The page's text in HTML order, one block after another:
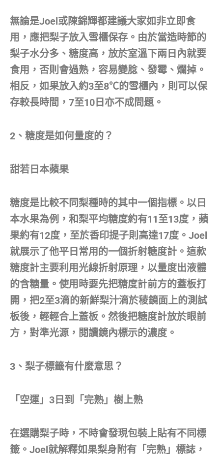
無論是Joel或陳錦輝都建議大家如非立即食
用，應把梨子放入雪櫃保存。由於當造時節的
梨子水分多、糖度高，放於室溫下兩日內就要
食用，否則會過熟，容易變腍、發霉、爛掉。
相反，如果放入約3至8℃的雪櫃內，則可以保
存較長時間，7至10日亦不成問題。
2、糖度是如何量度的？
甜若日本蘋果
糖度是比較不同梨種時的其中一個指標。以日
本水果為例，和梨平均糖度約有11至13度，蘋
果約有12度，至於香印提子則高達17度。Joel
就展示了他平日常用的一個折射糖度計。這款
糖度計主要利用光線折射原理，以量度出液體
的含糖量。使用時要先把糖度計前方的蓋板打
開，把2至3滴的新鮮梨汁滴於稜鏡面上的測試
板後，輕輕合上蓋板。然後把糖度計放於眼前
方，對準光源，閱讀鏡內標示的濃度。
3、梨子標籤有什麼意思？
「空運」3日到「完熟」樹上熟
在選購梨子時，不時會發現包裝上貼有不同標
籤。Joel就解釋如果梨身附有「完熟」標誌，